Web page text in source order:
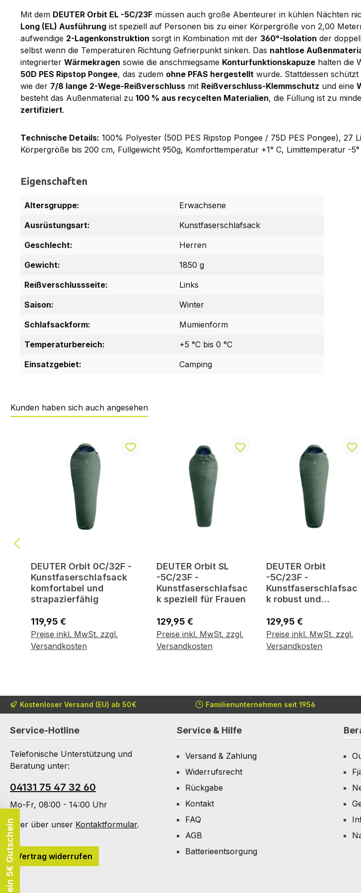
Mit dem DEUTER Orbit EL -5C/23F müssen auch große Abenteurer in kühlen Nächten
Long (EL) Ausführung ist speziell auf Personen bis zu einer Körpergröße von 2,00
aufwendige 2-Lagenkonstruktion sorgt in Kombination mit der 360°-Isolation der
selbst wenn die Temperaturen Richtung Gefrierpunkt sinken. Das nahtlose
integrierter Wärmekragen sowie die anschmiegsame Konturfunktionskapuze halten die
50D PES Ripstop Pongee, das zudem ohne PFAS hergestellt wurde. Stattdessen
wie der 7/8 lange 2-Wege-Reißverschluss mit Reißverschluss-Klemmschutz und eine
besteht das Außenmaterial zu 100 % aus recycelten Materialien, die Füllung ist zu
zertifiziert.
Technische Details: 100% Polyester (50D PES Ripstop Pongee / 75D PES Pongee),
Körpergröße bis 200 cm, Füllgewicht 950g, Komforttemperatur +1° C, Limittemperatur -
Eigenschaften
Altersgruppe:
Erwachsene
Ausrüstungsart:
Kunstfaserschlafsack
Geschlecht:
Herren
Gewicht:
1850 g
Reißverschlussseite:
Links
Saison:
Winter
Schlafsackform:
Mumienform
Temperaturbereich:
+5 °C bis 0 °C
Einsatzgebiet:
Camping
Kunden haben sich auch angesehen
DEUTER Orbit 0C/32F -
Kunstfaserschlafsack
komfortabel und
strapazierfähig
Regulärer Preis:
119,95 €
Preise inkl. MwSt. zzgl.
Versandkosten
In den Warenkorb
DEUTER Orbit SL
-5C/23F -
Kunstfaserschlafsac
k speziell für Frauen
Regulärer Preis:
129,95 €
Preise inkl. MwSt. zzgl.
Versandkosten
In den Warenkorb
DEUTER Orbit
-5C/23F -
Kunstfaserschlafsac
k robust und
Regulärer Preis:
129,95 €
Preise inkl. MwSt. zzgl.
Versandkosten
In den Warenkorb
Kostenloser Versand (EU) ab 50€ Familienunternehmen seit 1956
Service-Hotline
Telefonische Unterstützung und
Beratung unter:
04131 75 47 32 60
Mo-Fr, 08:00 - 14:00 Uhr
Oder über unser Kontaktformular.
Vertrag widerrufen
Service & Hilfe
Versand & Zahlung
Widerrufsrecht
Rückgabe
Kontakt
FAQ
AGB
Batterieentsorgung
Dein 5€ Gutschein